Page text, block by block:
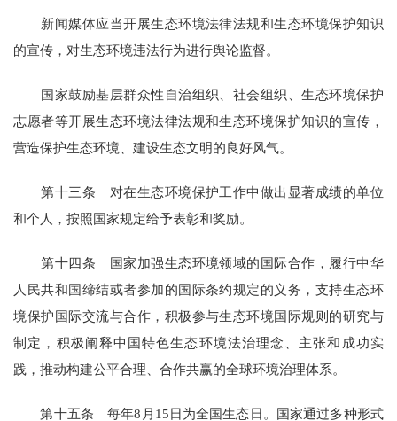
新闻媒体应当开展生态环境法律法规和生态环境保护知识
的宣传，对生态环境违法行为进行舆论监督。
国家鼓励基层群众性自治组织、社会组织、生态环境保护
志愿者等开展生态环境法律法规和生态环境保护知识的宣传，
营造保护生态环境、建设生态文明的良好风气。
第十三条 对在生态环境保护工作中做出显著成绩的单位
和个人，按照国家规定给予表彰和奖励。
第十四条 国家加强生态环境领域的国际合作，履行中华
人民共和国缔结或者参加的国际条约规定的义务，支持生态环
境保护国际交流与合作，积极参与生态环境国际规则的研究与
制定，积极阐释中国特色生态环境法治理念、主张和成功实
践，推动构建公平合理、合作共赢的全球环境治理体系。
第十五条 每年8月15日为全国生态日。国家通过多种形式